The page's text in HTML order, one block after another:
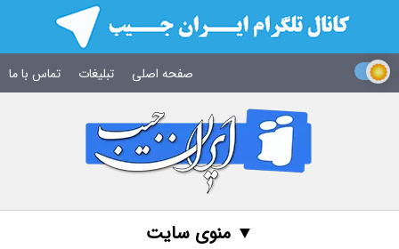
صفحه اصلی تبلیغات تماس با ما
▼ منوی سایت